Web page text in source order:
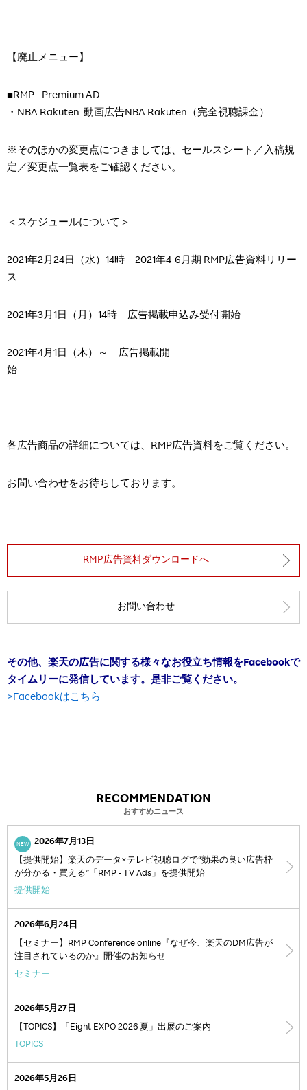
【廃止メニュー】
■RMP - Premium AD
・ NBA Rakuten 動画広告NBA Rakuten（完全視聴課金）
※そのほかの変更点につきましては、セールスシート／入稿規
定／変更点一覧表をご確認ください。
＜スケジュールについて＞
2021年2月 24 日（水） 14時 2021年4-6月期 RMP広告資料リリー
ス
2021年3月 1 日（月） 14時 広告掲載申込み受付開始
2021年4月 1 日（木）～ 広告掲載開
始
各広告商品の詳細については、 RMP広告資料をご覧ください。
お問い合わせをお待ちしております。
RMP広告資料ダウンロードへ
お問い合わせ
その他、楽天の広告に関する様々なお役立ち情報をFacebookで
タイムリーに発信しています。是非ご覧ください。
>Facebookはこちら
RECOMMENDATION
おすすめニュース
NEW 2026年7月13日
【提供開始】楽天のデータ×テレビ視聴ログで“効果の良い広告枠
が分かる・買える”「RMP - TV Ads」を提供開始
提供開始
2026年6月24日
【セミナー】RMP Conference online『なぜ今、楽天のDM広告が
注目されているのか』開催のお知らせ
セミナー
2026年5月27日
【TOPICS】「Eight EXPO 2026 夏」出展のご案内
TOPICS
2026年5月26日